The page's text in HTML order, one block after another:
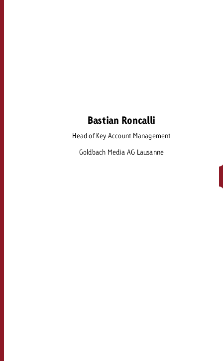
Bastian Roncalli
Head of Key Account Management
Goldbach Media AG Lausanne
Bastian Roncalli
bastian.roncalli@goldbach.com